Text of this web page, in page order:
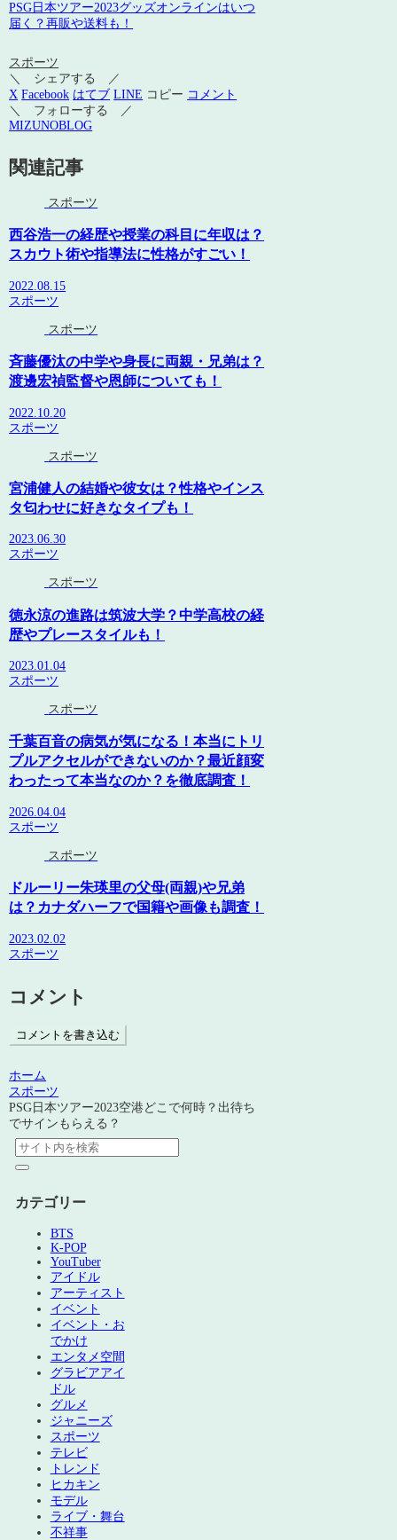
PSG日本ツアー2023グッズオンラインはいつ
届く？再販や送料も！
スポーツ
＼ シェアする ／
X Facebook はてブ LINE コピー コメント
＼ フォローする ／
MIZUNOBLOG
関連記事
スポーツ
西谷浩一の経歴や授業の科目に年収は？
スカウト術や指導法に性格がすごい！
2022.08.15
スポーツ
スポーツ
斉藤優汰の中学や身長に両親・兄弟は？
渡邊宏禎監督や恩師についても！
2022.10.20
スポーツ
スポーツ
宮浦健人の結婚や彼女は？性格やインス
タ匂わせに好きなタイプも！
2023.06.30
スポーツ
スポーツ
徳永涼の進路は筑波大学？中学高校の経
歴やプレースタイルも！
2023.01.04
スポーツ
スポーツ
千葉百音の病気が気になる！本当にトリ
プルアクセルができないのか？最近顔変
わったって本当なのか？を徹底調査！
2026.04.04
スポーツ
スポーツ
ドルーリー朱瑛里の父母(両親)や兄弟
は？カナダハーフで国籍や画像も調査！
2023.02.02
スポーツ
コメント
コメントを書き込む
ホーム
スポーツ
PSG日本ツアー2023空港どこで何時？出待ち
でサインもらえる？
カテゴリー
BTS
K-POP
YouTuber
アイドル
アーティスト
イベント
イベント・お
でかけ
エンタメ空間
グラビアアイ
ドル
グルメ
ジャニーズ
スポーツ
テレビ
トレンド
ヒカキン
モデル
ライブ・舞台
不祥事